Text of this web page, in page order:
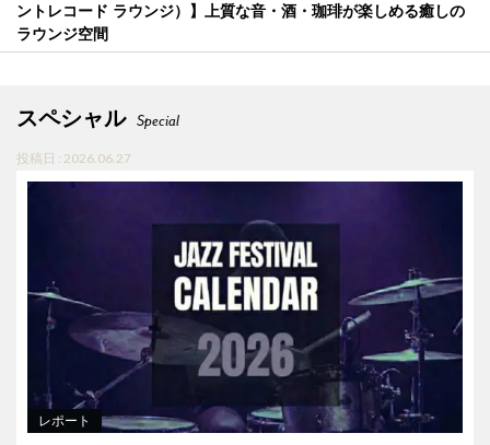
ントレコード ラウンジ）】上質な音・酒・珈琲が楽しめる癒しの
ラウンジ空間
スペシャル Special
投稿日 : 2026.06.27
レポート